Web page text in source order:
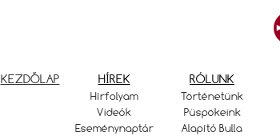
KEZDŐLAP HÍREK
Hírfolyam
Videók
Eseménynaptár
RÓLUNK
Történetünk
Püspökeink
Alapító Bulla